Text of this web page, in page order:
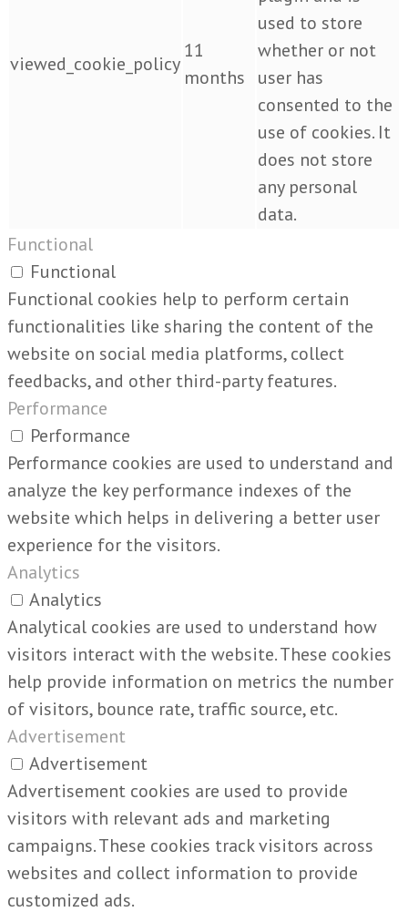
viewed_cookie_policy
11
months
used to store
whether or not
user has
consented to the
use of cookies. It
does not store
any personal
data.
Functional
Functional
Functional cookies help to perform certain
functionalities like sharing the content of the
website on social media platforms, collect
feedbacks, and other third-party features.
Performance
Performance
Performance cookies are used to understand and
analyze the key performance indexes of the
website which helps in delivering a better user
experience for the visitors.
Analytics
Analytics
Analytical cookies are used to understand how
visitors interact with the website. These cookies
help provide information on metrics the number
of visitors, bounce rate, traffic source, etc.
Advertisement
Advertisement
Advertisement cookies are used to provide
visitors with relevant ads and marketing
campaigns. These cookies track visitors across
websites and collect information to provide
customized ads.